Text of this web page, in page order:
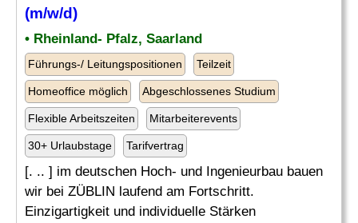
(m/w/d)
• Rheinland- Pfalz, Saarland
Führungs-/ Leitungspositionen Teilzeit
Homeoffice möglich Abgeschlossenes Studium
Flexible Arbeitszeiten Mitarbeiterevents
30+ Urlaubstage Tarifvertrag
[. .. ] im deutschen Hoch- und Ingenieurbau bauen
wir bei ZÜBLIN laufend am Fortschritt.
Einzigartigkeit und individuelle Stärken